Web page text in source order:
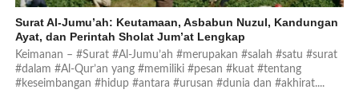
Surat Al-Jumu’ah: Keutamaan, Asbabun Nuzul, Kandungan
Ayat, dan Perintah Sholat Jum’at Lengkap
Keimanan – #Surat #Al-Jumu’ah #merupakan #salah #satu #surat
#dalam #Al-Qur’an yang #memiliki #pesan #kuat #tentang
#keseimbangan #hidup #antara #urusan #dunia dan #akhirat....